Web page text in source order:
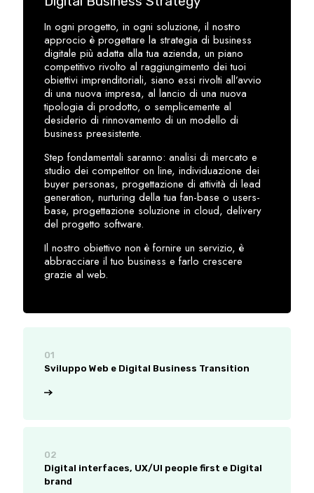
In ogni progetto, in ogni soluzione, il nostro
approcio è progettare la strategia di business
digitale più adatta alla tua azienda, un piano
competitivo rivolto al raggiungimento dei tuoi
obiettivi imprenditoriali, siano essi rivolti all’avvio
di una nuova impresa, al lancio di una nuova
tipologia di prodotto, o semplicemente al
desiderio di rinnovamento di un modello di
business preesistente.
Step fondamentali saranno: analisi di mercato e
studio dei competitor on line, individuazione dei
buyer personas, progettazione di attività di lead
generation, nurturing della tua fan-base o users-
base, progettazione soluzione in cloud, delivery
del progetto software.
Il nostro obiettivo non è fornire un servizio, è
abbracciare il tuo business e farlo crescere
grazie al web.
01
Sviluppo Web e Digital Business Transition
02
Digital interfaces, UX/UI people first e Digital
brand